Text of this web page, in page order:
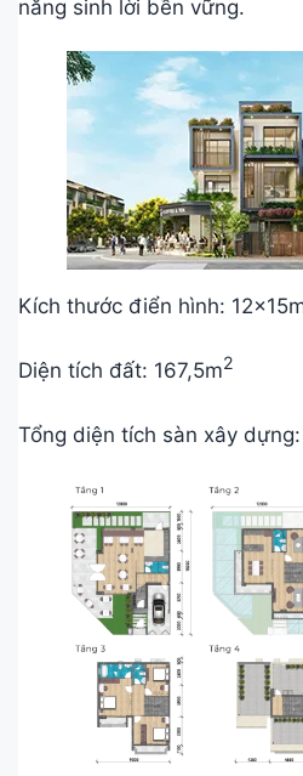
năng sinh lời bền vững.
Kích thước điển hình:
Diện tích đất: 167,5m2
Tổng diện tích sàn xây